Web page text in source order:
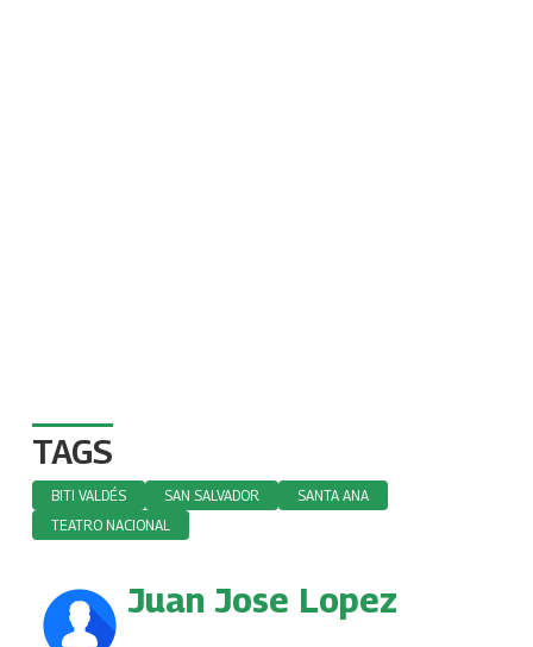
TAGS
BITI VALDÉS SAN SALVADOR
SANTA ANA
TEATRO NACIONAL
Juan Jose Lopez